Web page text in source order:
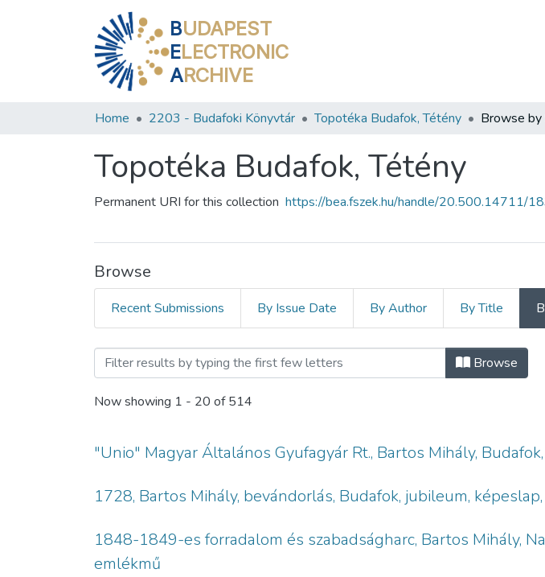
BUDAPEST
ELECTRONIC
ARCHIVE
Home 2203 - Budafoki Könyvtár Topotéka Budafok, Tétény Browse
Topotéka Budafok, Tétény
Permanent URI for this collection https://bea.fszek.hu/handle/20.500.14711/
Browse
Recent Submissions By Issue Date By Author By Title
Browsing Topotéka Budafok, Tétény byBrowse
Now showing 1 - 20 of 514
"Unio" Magyar Általános Gyufagyár Rt., Bartos Mihály,
1728, Bartos Mihály, bevándorlás, Budafok, jubileum,
1848-1849-es forradalom és szabadságharc, Bartos Mihály,
emlékmű